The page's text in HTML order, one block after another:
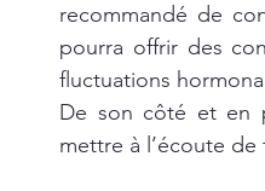
recommandé de
pourra offrir des
fluctuations
De son côté et en
mettre à l’écoute